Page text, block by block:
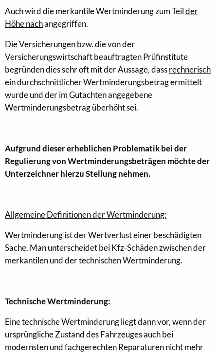
Auch wird die merkantile Wertminderung zum Teilder
Höhe nachangegriffen.
Die Versicherungen bzw. die von der
Versicherungswirtschaft beauftragten Prüfinstitute
begründen dies sehr oft mit der Aussage, dassrechnerisch
ein durchschnittlicher Wertminderungsbetrag ermittelt
wurde und der im Gutachten angegebene
Wertminderungsbetrag überhöht sei.
Aufgrund dieser erheblichen Problematik bei der
Regulierung von Wertminderungsbeträgen möchte der
Unterzeichner hierzu Stellung nehmen.
Allgemeine Definitionen der Wertminderung:
Wertminderung ist der Wertverlust einer beschädigten
Sache. Man unterscheidet bei Kfz-Schäden zwischen der
merkantilen und der technischen Wertminderung.
Technische Wertminderung:
Eine technische Wertminderung liegt dann vor, wenn der
ursprüngliche Zustand des Fahrzeuges auch bei
modernsten und fachgerechten Reparaturen nicht mehr